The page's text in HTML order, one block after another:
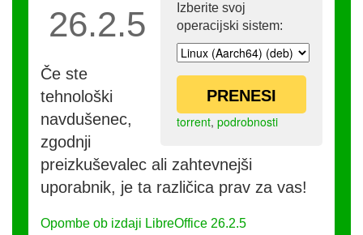
Izberite svoj
operacijski sistem:
PRENESI
torrent, podrobnosti
26.2.5
Če ste
tehnološki
navdušenec,
zgodnji
preizkuševalec ali zahtevnejši
uporabnik, je ta različica prav za vas!
Opombe ob izdaji LibreOffice 26.2.5